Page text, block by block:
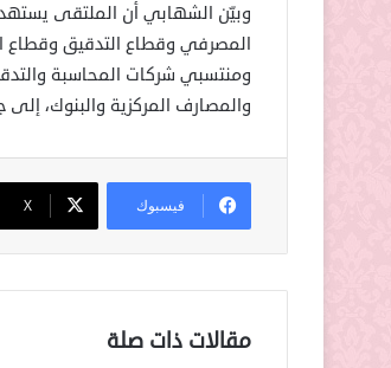
وبيّن الشهابي أن الملتقى
المصرفي وقطاع التدقيق وقطاع
ومنتسبي شركات المحاسبة
والمصارف المركزية والبنوك،
فيسبوك ‫X
مقالات ذات صلة